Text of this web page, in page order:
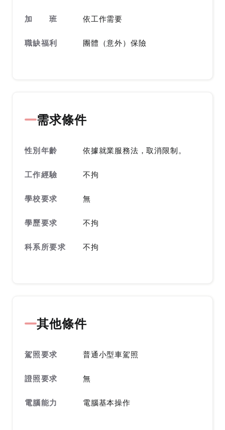
加 班 依工作需要
職缺福利 團體（意外）保險
需求條件
性別年齡 依據就業服務法，取消限制。
工作經驗 不拘
學校要求 無
學歷要求 不拘
科系所要求 不拘
其他條件
駕照要求 普通小型車駕照
證照要求 無
電腦能力 電腦基本操作